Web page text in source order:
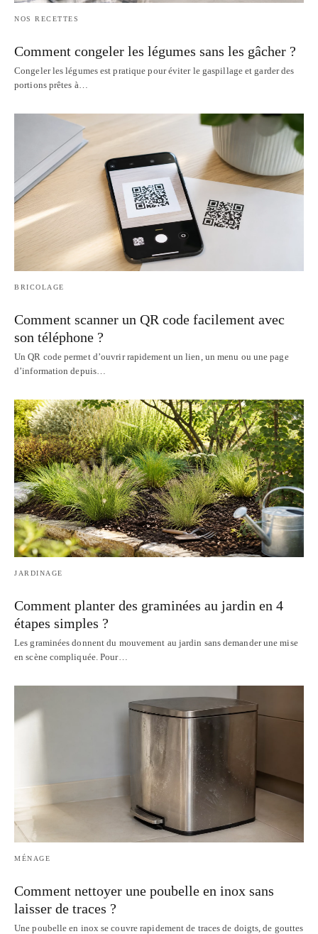
NOS RECETTES
Comment congeler les légumes sans les gâcher ?
Congeler les légumes est pratique pour éviter le gaspillage et garder des
portions prêtes à…
BRICOLAGE
Comment scanner un QR code facilement avec
son téléphone ?
Un QR code permet d’ouvrir rapidement un lien, un menu ou une page
d’information depuis…
JARDINAGE
Comment planter des graminées au jardin en 4
étapes simples ?
Les graminées donnent du mouvement au jardin sans demander une mise
en scène compliquée. Pour…
MÉNAGE
Comment nettoyer une poubelle en inox sans
laisser de traces ?
Une poubelle en inox se couvre rapidement de traces de doigts, de gouttes